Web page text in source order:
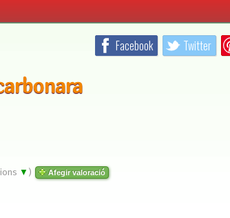
Facebook Twitter
▼ ) Afegir valoració